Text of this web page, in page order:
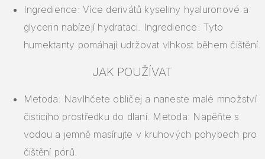
Ingredience: Více derivátů kyseliny hyaluronové a
glycerin nabízejí hydrataci. Ingredience: Tyto
humektanty pomáhají udržovat vlhkost během čištění.
JAK POUŽÍVAT
Metoda: Navlhčete obličej a naneste malé množství
čisticího prostředku do dlaní. Metoda: Napěňte s
vodou a jemně masírujte v kruhových pohybech pro
čištění pórů.